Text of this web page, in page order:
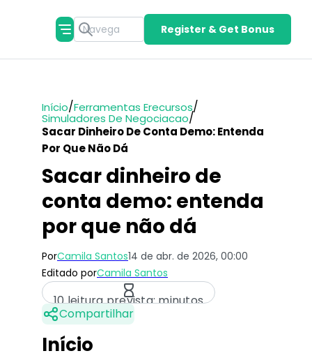
Register & Get Bonus
Início/Ferramentas Erecursos/
Simuladores De Negociacao/
Sacar Dinheiro De Conta Demo: Entenda
Por Que Não Dá
Sacar dinheiro de
conta demo: entenda
por que não dá
PorCamila Santos14 de abr. de 2026, 00:00
Editado porCamila Santos
10 leitura prevista: minutos
Compartilhar
Início